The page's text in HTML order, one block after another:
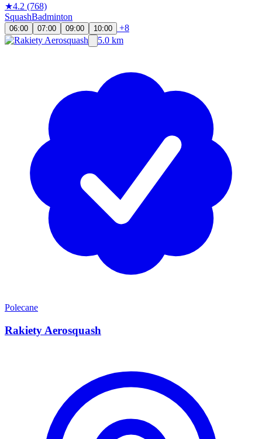
★4.2 (768)
SquashBadminton
06:00 07:00 09:00 10:00
+8
5.0 km
Polecane
Rakiety Aerosquash